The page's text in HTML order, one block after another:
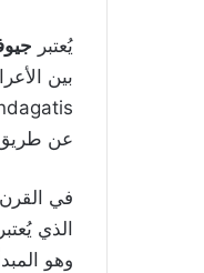
يُعتبر
عن طريق
في
الذي
وهو